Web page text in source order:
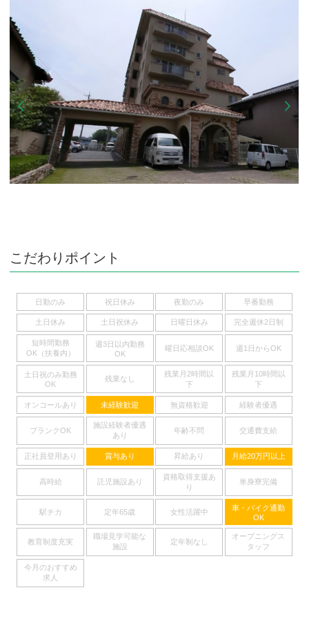
こだわりポイント
日勤のみ 祝日休み 夜勤のみ 早番勤務
土日休み 土日祝休み 日曜日休み 完全週休2日制
短時間勤務
OK（扶養内）
週3日以内勤務
OK
曜日応相談OK 週1日からOK
土日祝のみ勤務
OK
残業なし
残業月2時間以
下
残業月10時間以
下
オンコールあり 未経験歓迎 無資格歓迎 経験者優遇
ブランクOK
施設経験者優遇
あり
年齢不問 交通費支給
正社員登用あり 賞与あり 昇給あり 月給20万円以上
高時給 託児施設あり
資格取得支援あ
り
単身寮完備
駅チカ 定年65歳 女性活躍中
車・バイク通勤
OK
教育制度充実
職場見学可能な
施設
定年制なし
オープニングス
タッフ
今月のおすすめ
求人